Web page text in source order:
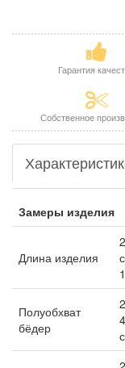
Гарантия
Собственное
Замеры изделия
Длина изделия
Полуобхват
бёдер